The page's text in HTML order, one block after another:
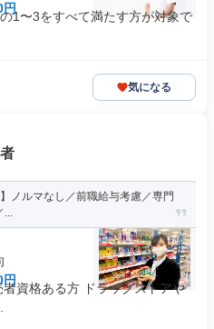
1〜3をすべて満たす方が対象で
気になる
ノルマなし／前職給与考慮／専⾨
...
資格ある方 ドラッグストアや